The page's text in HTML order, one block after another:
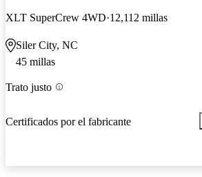
XLT SuperCrew 4WD 12,112 millas
Siler City, NC
45 millas
Trato justo
Certificados por el fabricante